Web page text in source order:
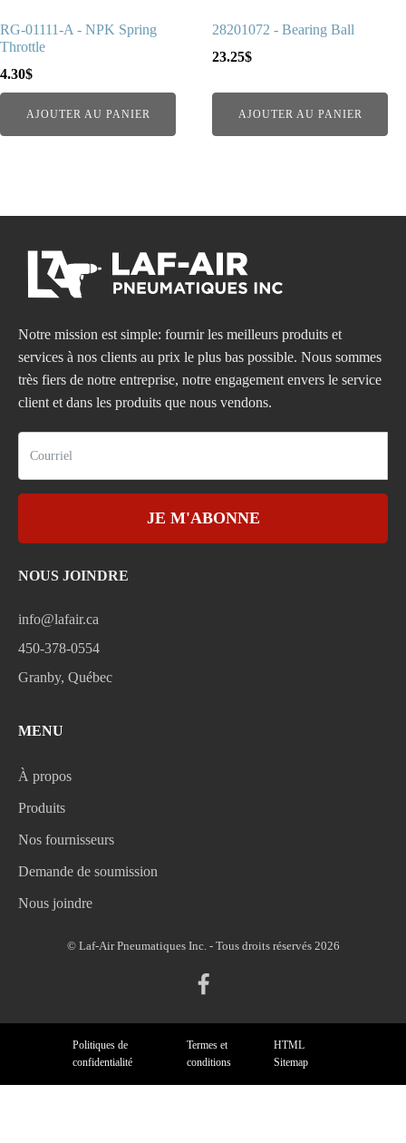
RG-01111-A - NPK Spring
Throttle
4.30$
AJOUTER AU PANIER
28201072 - Bearing Ball
23.25$
AJOUTER AU PANIER
Notre mission est simple: fournir les meilleurs produits et
services à nos clients au prix le plus bas possible. Nous sommes
très fiers de notre entreprise, notre engagement envers le service
client et dans les produits que nous vendons.
JE M'ABONNE
NOUS JOINDRE
info@lafair.ca
450-378-0554
Granby, Québec
MENU
À propos
Produits
Nos fournisseurs
Demande de soumission
Nous joindre
© Laf-Air Pneumatiques Inc. - Tous droits réservés 2026
Politiques de
confidentialité
Termes et
conditions
HTML
Sitemap